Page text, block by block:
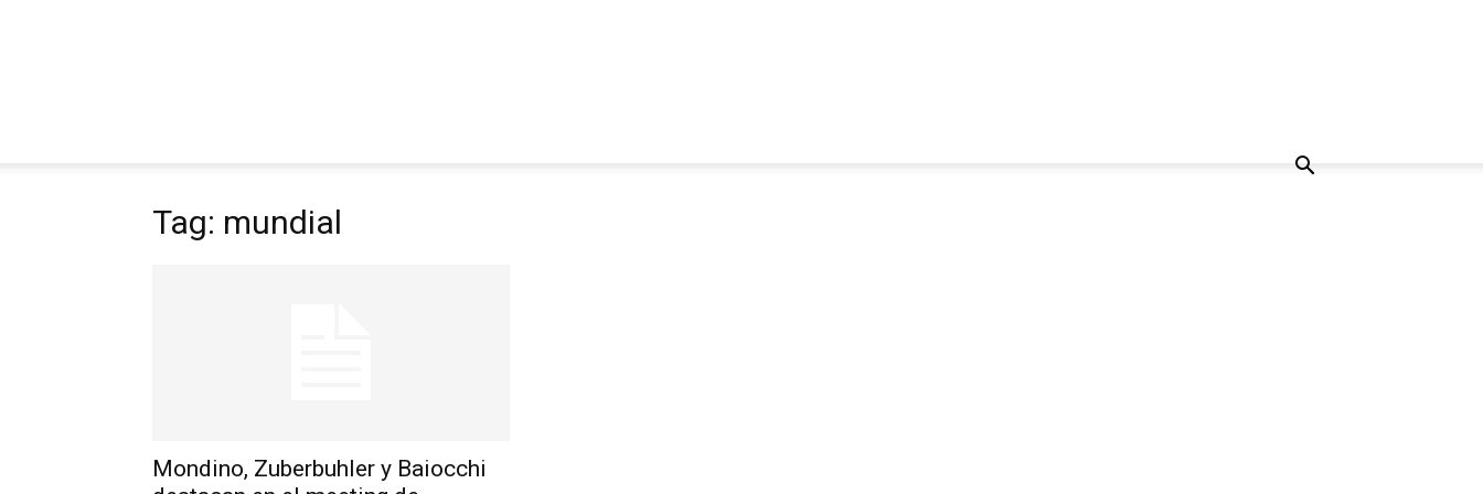
Tag: mundial
Mondino, Zuberbuhler y Baiocchi